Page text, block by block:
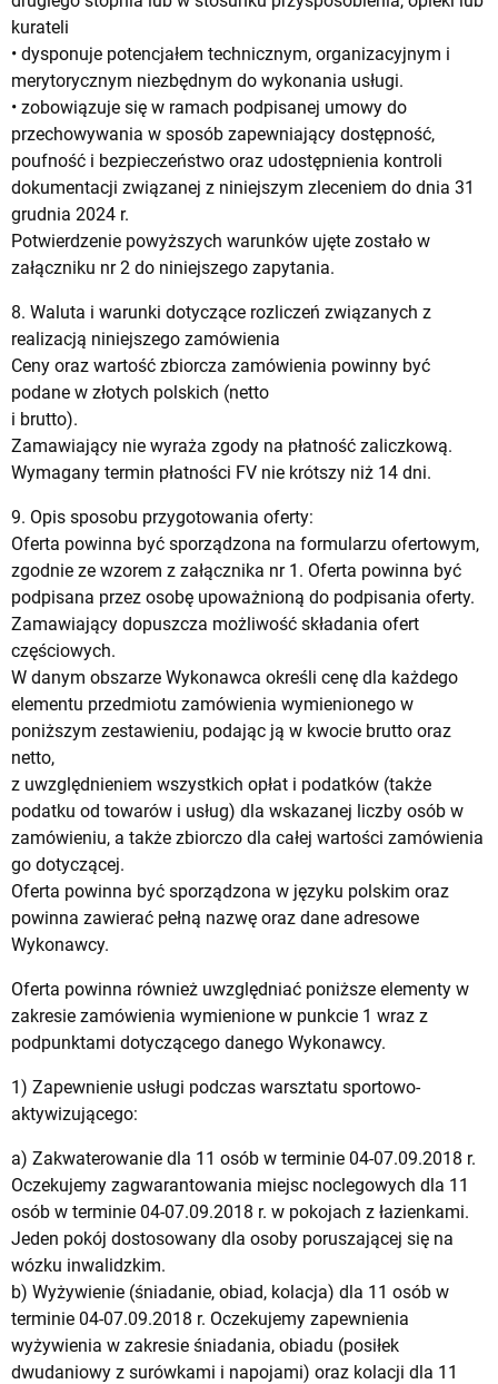
kurateli
• dysponuje potencjałem technicznym, organizacyjnym i
merytorycznym niezbędnym do wykonania usługi.
• zobowiązuje się w ramach podpisanej umowy do
przechowywania w sposób zapewniający dostępność,
poufność i bezpieczeństwo oraz udostępnienia kontroli
dokumentacji związanej z niniejszym zleceniem do dnia 31
grudnia 2024 r.
Potwierdzenie powyższych warunków ujęte zostało w
załączniku nr 2 do niniejszego zapytania.
8. Waluta i warunki dotyczące rozliczeń związanych z
realizacją niniejszego zamówienia
Ceny oraz wartość zbiorcza zamówienia powinny być
podane w złotych polskich (netto
i brutto).
Zamawiający nie wyraża zgody na płatność zaliczkową.
Wymagany termin płatności FV nie krótszy niż 14 dni.
9. Opis sposobu przygotowania oferty:
Oferta powinna być sporządzona na formularzu ofertowym,
zgodnie ze wzorem z załącznika nr 1. Oferta powinna być
podpisana przez osobę upoważnioną do podpisania oferty.
Zamawiający dopuszcza możliwość składania ofert
częściowych.
W danym obszarze Wykonawca określi cenę dla każdego
elementu przedmiotu zamówienia wymienionego w
poniższym zestawieniu, podając ją w kwocie brutto oraz
netto,
z uwzględnieniem wszystkich opłat i podatków (także
podatku od towarów i usług) dla wskazanej liczby osób w
zamówieniu, a także zbiorczo dla całej wartości zamówienia
go dotyczącej.
Oferta powinna być sporządzona w języku polskim oraz
powinna zawierać pełną nazwę oraz dane adresowe
Wykonawcy.
Oferta powinna również uwzględniać poniższe elementy w
zakresie zamówienia wymienione w punkcie 1 wraz z
podpunktami dotyczącego danego Wykonawcy.
1) Zapewnienie usługi podczas warsztatu sportowo-
aktywizującego:
a) Zakwaterowanie dla 11 osób w terminie 04-07.09.2018 r.
Oczekujemy zagwarantowania miejsc noclegowych dla 11
osób w terminie 04-07.09.2018 r. w pokojach z łazienkami.
Jeden pokój dostosowany dla osoby poruszającej się na
wózku inwalidzkim.
b) Wyżywienie (śniadanie, obiad, kolacja) dla 11 osób w
terminie 04-07.09.2018 r. Oczekujemy zapewnienia
wyżywienia w zakresie śniadania, obiadu (posiłek
dwudaniowy z surówkami i napojami) oraz kolacji dla 11